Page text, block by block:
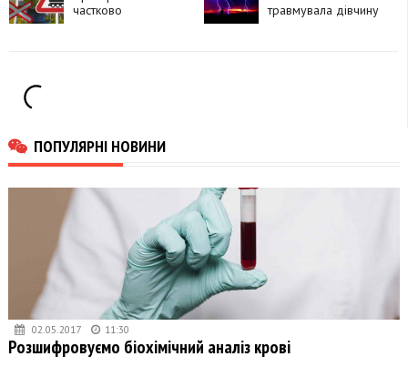
самогубство
частково
травмувала дівчину
ПОПУЛЯРНІ НОВИНИ
02.05.2017 11:30
Розшифровуємо біохімічний аналіз крові